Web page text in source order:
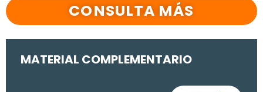
CONSULTA MÁS
MATERIAL COMPLEMENTARIO